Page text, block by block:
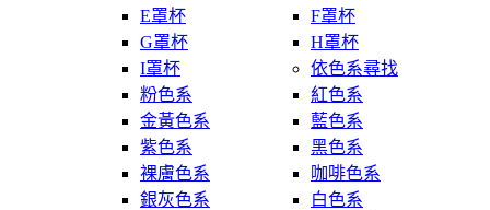
E罩杯
F罩杯
G罩杯
H罩杯
I罩杯
依色系尋找
粉色系
紅色系
金黃色系
藍色系
紫色系
黑色系
裸膚色系
咖啡色系
銀灰色系
白色系